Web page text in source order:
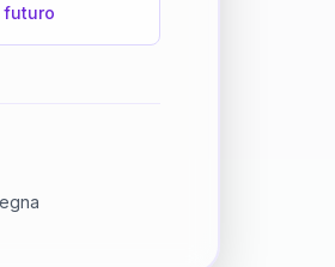
futuro